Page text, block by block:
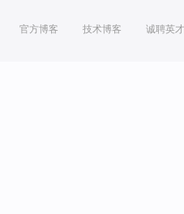
官方博客 技术博客 诚聘英才